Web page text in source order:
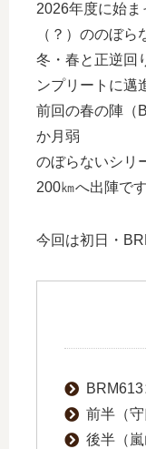
2026年度に始
（？）ののぼら
冬・春と正逆回
ンプリートに邁
前回の春の陣（
か月弱
のぼらないシリ
200㎞へ出陣で
今回は初日・
前半（
後半（